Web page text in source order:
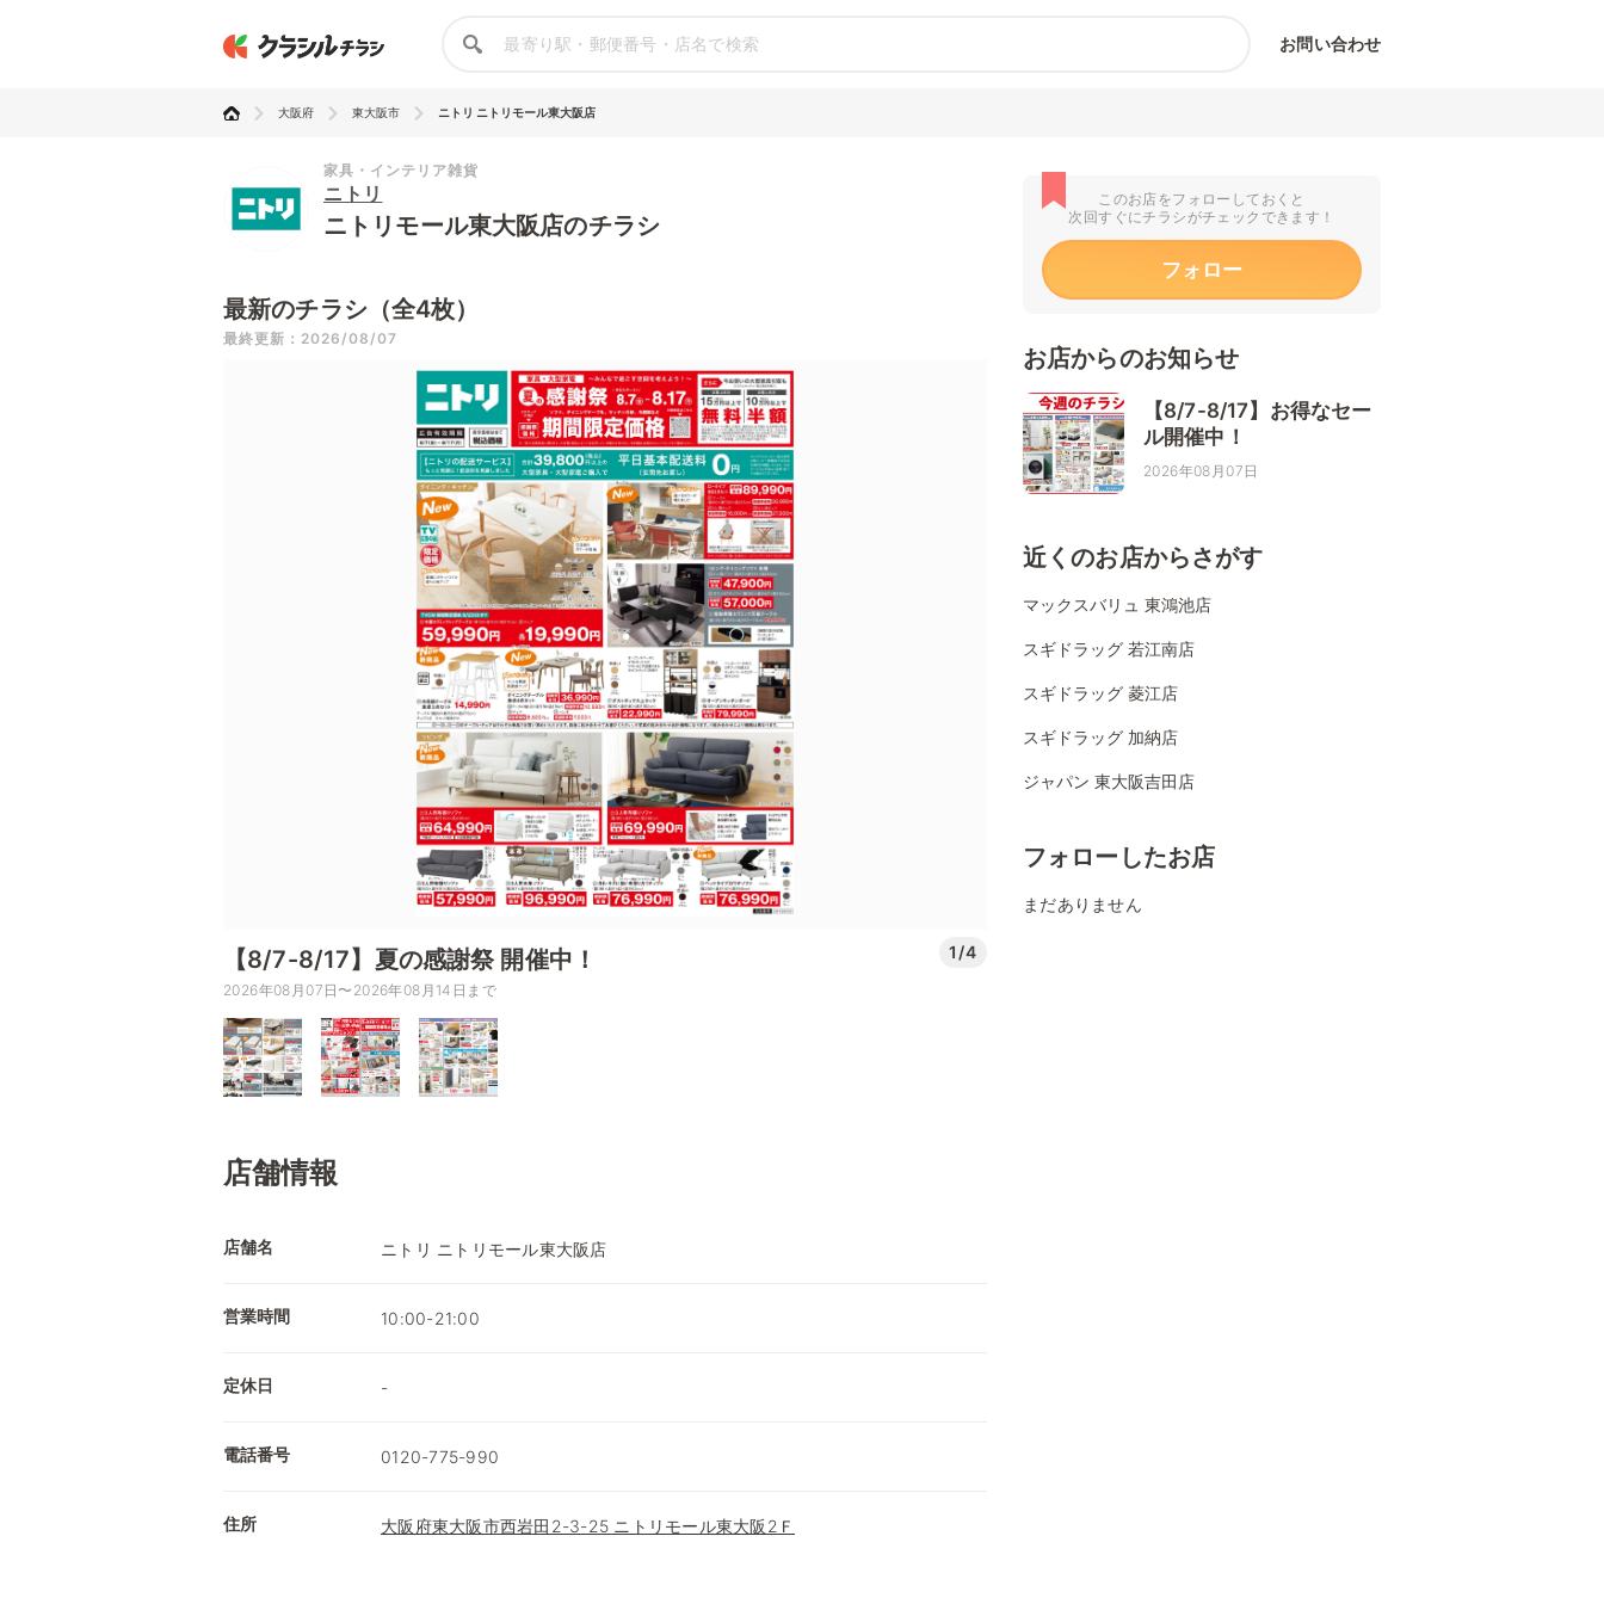
お問い合わせ
大阪府 東大阪市 ニトリ ニトリモール東大阪店
家具・インテリア雑貨
ニトリ
ニトリモール東大阪店のチラシ
最新のチラシ（全4枚）
最終更新：2026/08/07
【8/7-8/17】夏の感謝祭 開催中！ 1/4
2026年08月07日〜2026年08月14日まで
店舗情報
店舗名 ニトリ ニトリモール東大阪店
営業時間 10:00-21:00
定休日 -
電話番号 0120-775-990
住所 大阪府東大阪市西岩田2-3-25 ニトリモール東大阪2Ｆ
このお店をフォローしておくと
次回すぐにチラシがチェックできます！
フォロー
お店からのお知らせ
【8/7-8/17】お得なセー
ル開催中！
2026年08月07日
近くのお店からさがす
マックスバリュ 東鴻池店
スギドラッグ 若江南店
スギドラッグ 菱江店
スギドラッグ 加納店
ジャパン 東大阪吉田店
フォローしたお店
まだありません